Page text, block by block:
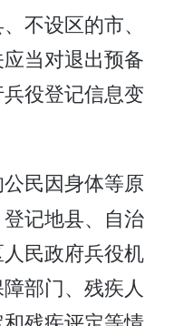
不设区的市、
当对退出预备
役登记信息变
民因身体等原
记地县、自治
民政府兵役机
部门、残疾人